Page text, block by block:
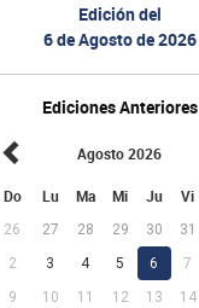
Edición del
6 de Agosto de 2026
Ediciones Anteriores
Agosto 2026
Do Lu Ma Mi Ju Vi
26 27 28 29 30 31
2
3 4 5 6 7
9
10 11 12 13 14